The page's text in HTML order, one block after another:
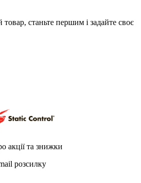
станьте першим і задайте своє
акції та знижки
розсилку